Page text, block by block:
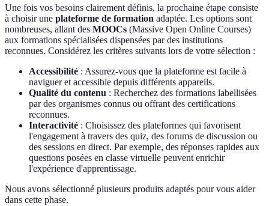
Une fois vos besoins clairement définis, la prochaine étape consiste
à choisir une plateforme de formation adaptée. Les options sont
nombreuses, allant des MOOCs (Massive Open Online Courses)
aux formations spécialisées dispensées par des institutions
reconnues. Considérez les critères suivants lors de votre sélection :
Accessibilité : Assurez-vous que la plateforme est facile à
naviguer et accessible depuis différents appareils.
Qualité du contenu : Recherchez des formations labellisées
par des organismes connus ou offrant des certifications
reconnues.
Interactivité : Choisissez des plateformes qui favorisent
l'engagement à travers des quiz, des forums de discussion ou
des sessions en direct. Par exemple, des réponses rapides aux
questions posées en classe virtuelle peuvent enrichir
l'expérience d'apprentissage.
Nous avons sélectionné plusieurs produits adaptés pour vous aider
dans cette phase.